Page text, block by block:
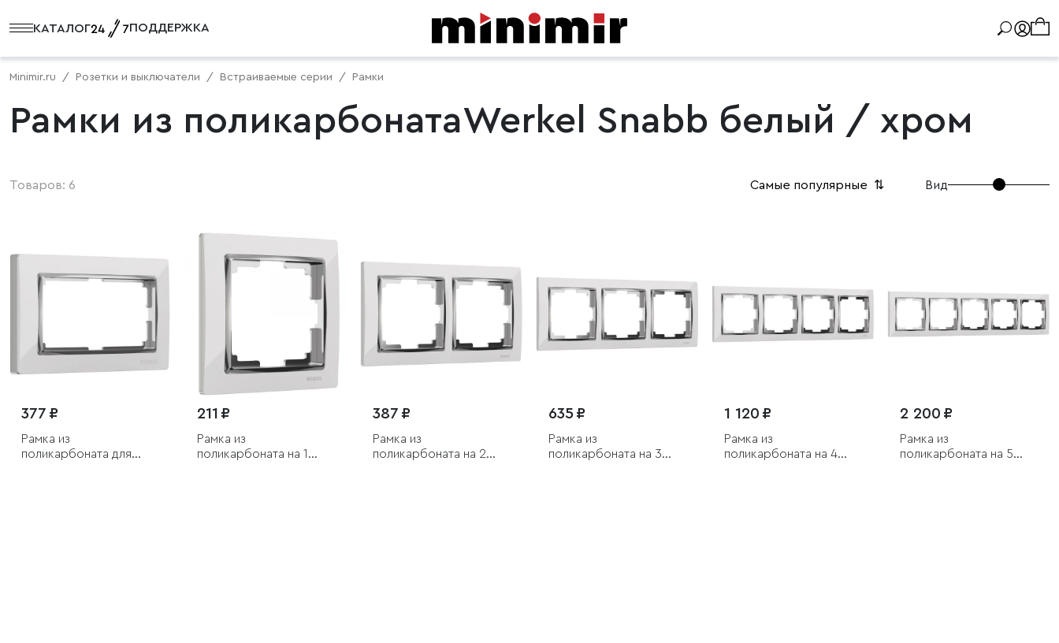
КАТАЛОГ ПОДДЕРЖКА
Minimir.ru Розетки и выключатели Встраиваемые серии Рамки
Рамки из поликарбонатаWerkel Snabb белый / хром
Товаров: 6 Самые популярные ⇅ Вид
377 ₽
Рамка из
поликарбоната для
211 ₽
Рамка из
поликарбоната на 1
387 ₽
Рамка из
поликарбоната на 2
635 ₽
Рамка из
поликарбоната на 3
1 120 ₽
Рамка из
поликарбоната на 4
2 200 ₽
Рамка из
поликарбоната на 5